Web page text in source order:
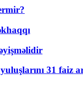
31 faiz